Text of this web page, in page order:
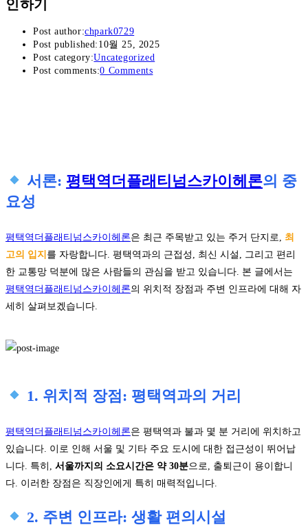
인하기
Post author:chpark0729
Post published: 10월 25, 2025
Post category:Uncategorized
Post comments:0 Comments
서론: 평택역더플래티넘스카이헤론의 중
요성
평택역더플래티넘스카이헤론은 최근 주목받고 있는 주거 단지로, 최
고의 입지 를 자랑합니다. 평택역과의 근접성, 최신 시설, 그리고 편리
한 교통망 덕분에 많은 사람들의 관심을 받고 있습니다. 본 글에서는
평택역더플래티넘스카이헤론의 위치적 장점과 주변 인프라에 대해 자
세히 살펴보겠습니다.
1. 위치적 장점: 평택역과의 거리
평택역더플래티넘스카이헤론은 평택역과 불과 몇 분 거리에 위치하고
있습니다. 이로 인해 서울 및 기타 주요 도시에 대한 접근성이 뛰어납
니다. 특히, 서울까지의 소요시간은 약 30분으로, 출퇴근이 용이합니
다. 이러한 장점은 직장인에게 특히 매력적입니다.
2. 주변 인프라: 생활 편의시설